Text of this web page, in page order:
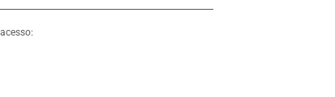
de acesso: